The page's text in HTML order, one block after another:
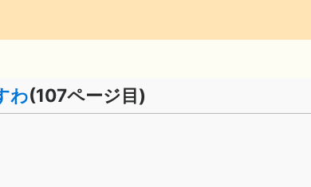
わ(107ページ目)